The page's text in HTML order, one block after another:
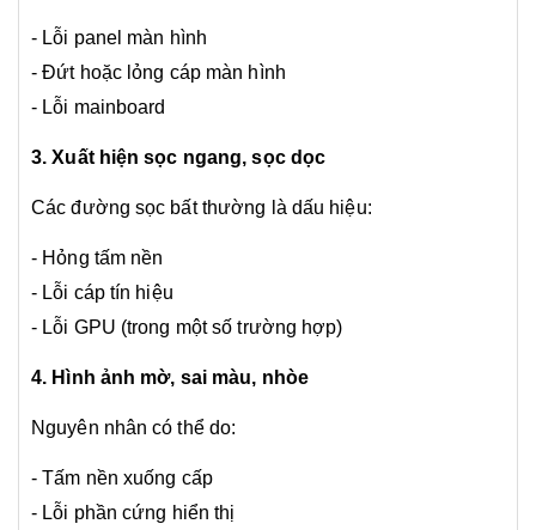
- Lỗi panel màn hình
- Đứt hoặc lỏng cáp màn hình
- Lỗi mainboard
3. Xuất hiện sọc ngang, sọc dọc
Các đường sọc bất thường là dấu hiệu:
- Hỏng tấm nền
- Lỗi cáp tín hiệu
- Lỗi GPU (trong một số trường hợp)
4. Hình ảnh mờ, sai màu, nhòe
Nguyên nhân có thể do:
- Tấm nền xuống cấp
- Lỗi phần cứng hiển thị